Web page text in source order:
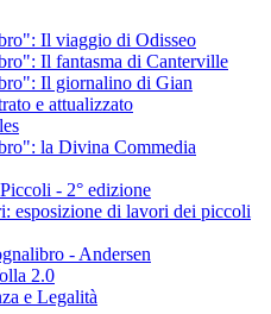
Il viaggio di Odisseo
Il fantasma di Canterville
Il giornalino di Gian
e attualizzato
la Divina Commedia
- 2° edizione
esposizione di lavori dei piccoli
- Andersen
2.0
e Legalità